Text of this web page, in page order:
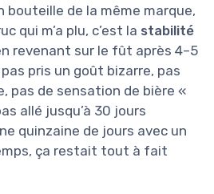
bouteille de la même marque,
qui m’a plu, c’est la stabilité
revenant sur le fût après 4–5
pris un goût bizarre, pas
pas de sensation de bière «
allé jusqu’à 30 jours
quinzaine de jours avec un
ça restait tout à fait